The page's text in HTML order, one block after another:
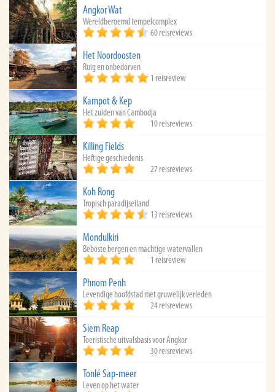
Angkor Wat
Wereldberoemd tempelcomplex
60 reisreviews
Het Noordoosten
Ruig en onbedorven
1 reisreview
Kampot & Kep
Het zuiden van Cambodja
10 reisreviews
Killing Fields
Heftige geschiedenis
27 reisreviews
Koh Rong
Tropisch paradijseiland
13 reisreviews
Mondulkiri
Beboste bergen en machtige watervallen
1 reisreview
Phnom Penh
Levendige hoofdstad met gruwelijk verleden
24 reisreviews
Siem Reap
Toeristische uitvalsbasis voor Angkor
30 reisreviews
Tonlé Sap-meer
Leven op het water